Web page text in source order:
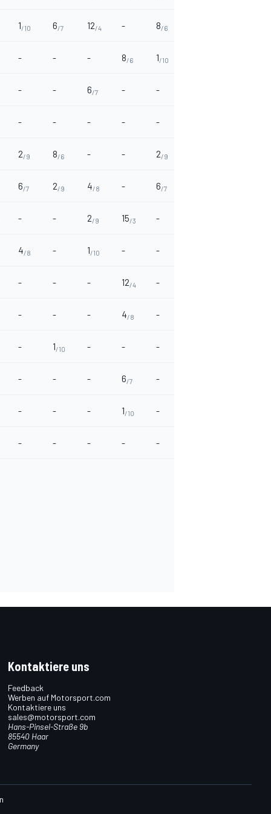
1/10 6/7 12/4 - 8/6
- - - 8/6 1/10
- - 6/7 - -
- - - - -
2/9 8/6 - - 2/9
6/7 2/9 4/8 - 6/7
- - 2/9 15/3 -
4/8 - 1/10 - -
- - - 12/4 -
- - - 4/8 -
- 1/10 - - -
- - - 6/7 -
- - - 1/10 -
- - - - -
Kontaktiere uns
Feedback
Werben auf Motorsport.com
Kontaktiere uns
sales@motorsport.com
Hans-Pinsel-Straße 9b
85540 Haar
Germany